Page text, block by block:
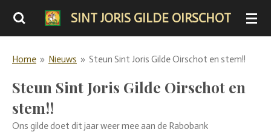
Ga
de
SINT JORIS GILDE OIRSCHOT
Home » Nieuws » Steun Sint Joris Gilde Oirschot en stem!!
Steun Sint Joris Gilde Oirschot en
stem!!
Ons gilde doet dit jaar weer mee aan de Rabobank